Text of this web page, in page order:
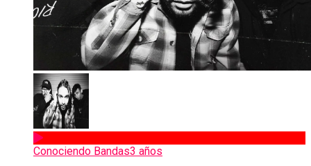
Conociendo Bandas3 años